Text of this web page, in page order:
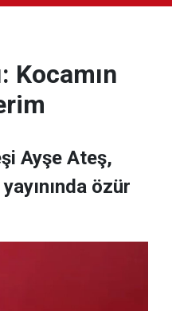
Kocamın
Ayşe Ateş,
özür